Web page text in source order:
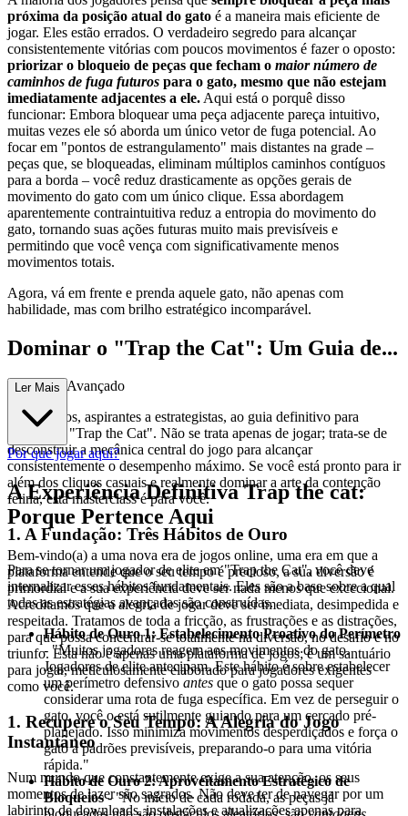
próxima da posição atual do gato é a maneira mais eficiente de
jogar. Eles estão errados. O verdadeiro segredo para alcançar
consistentemente vitórias com poucos movimentos é fazer o oposto:
priorizar o bloqueio de peças que fecham o maior número de
caminhos de fuga futuros para o gato, mesmo que não estejam
imediatamente adjacentes a ele. Aqui está o porquê disso
funcionar: Embora bloquear uma peça adjacente pareça intuitivo,
muitas vezes ele só aborda um único vetor de fuga potencial. Ao
focar em "pontos de estrangulamento" mais distantes na grade –
peças que, se bloqueadas, eliminam múltiplos caminhos contíguos
para a borda – você reduz drasticamente as opções gerais de
movimento do gato com um único clique. Essa abordagem
aparentemente contraintuitiva reduz a entropia do movimento do
gato, tornando suas ações futuras muito mais previsíveis e
permitindo que você vença com significativamente menos
movimentos totais.
Agora, vá em frente e prenda aquele gato, não apenas com
habilidade, mas com brilho estratégico incomparável.
Dominar o "Trap the Cat": Um Guia de...
Estratégia Avançado
Bem-vindos, aspirantes a estrategistas, ao guia definitivo para
dominar o "Trap the Cat". Não se trata apenas de jogar; trata-se de
desconstruir a mecânica central do jogo para alcançar
consistentemente o desempenho máximo. Se você está pronto para ir
além dos cliques casuais e realmente dominar a arte da contenção
felina, esta masterclass é para você.
1. A Fundação: Três Hábitos de Ouro
Para se tornar um jogador de elite em "Trap the Cat", você deve
internalizar esses hábitos fundamentais. Eles são a base sobre a qual
todas as estratégias avançadas são construídas.
Hábito de Ouro 1: Estabelecimento Proativo do Perímetro
- "Muitos jogadores reagem aos movimentos do gato.
Jogadores de elite antecipam. Este hábito é sobre estabelecer
um perímetro defensivo antes que o gato possa sequer
considerar uma rota de fuga específica. Em vez de perseguir o
gato, você o está sutilmente guiando para um cercado pré-
planejado. Isso minimiza movimentos desperdiçados e força o
gato a padrões previsíveis, preparando-o para uma vitória
rápida."
Hábito de Ouro 2: Aproveitamento Estratégico de
Bloqueios- "No início de cada rodada, as peças já
Ler Mais
Por que jogar aqui?
A Experiência Definitiva Trap the cat:
Porque Pertence Aqui
Bem-vindo(a) a uma nova era de jogos online, uma era em que a
plataforma entende que o seu tempo é precioso, a sua diversão é
primordial e a sua experiência deve ser nada menos que excecional.
Acreditamos que a alegria de jogar deve ser imediata, desimpedida e
respeitada. Tratamos de toda a fricção, as frustrações e as distrações,
para que possa concentrar-se totalmente na diversão, no desafio e no
triunfo. Esta não é apenas uma plataforma de jogos; é um santuário
para jogar, meticulosamente elaborado para jogadores exigentes
como você.
1. Recupere o Seu Tempo: A Alegria do Jogo
Instantâneo
Num mundo que constantemente exige a sua atenção, os seus
momentos de lazer são sagrados. Não deve ter de navegar por um
labirinto de downloads, instalações e atualizações apenas para